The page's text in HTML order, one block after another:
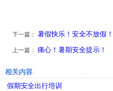
下一篇： 暑假快乐！安全不放假！
上一篇： 痛心！暑期安全提示！
相关内容
假期安全出行培训